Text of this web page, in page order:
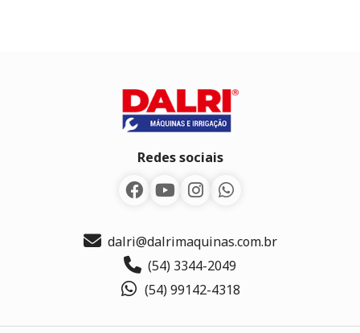
Redes sociais
dalri@dalrimaquinas.com.br
(54) 3344-2049
(54) 99142-4318